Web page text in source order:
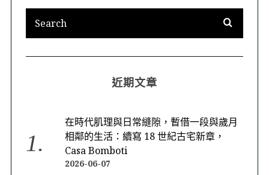
近期文章
在時代肌理與日常縫隙，暫借一段與歲月
相鄰的生活：續寫 18 世紀古宅新章，
Casa Bomboti
2026-06-07